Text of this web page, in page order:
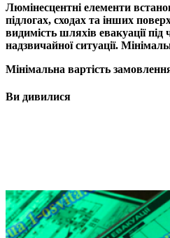
Люмінесцентні елементи
підлогах, сходах та інших
видимість шляхів евакуації під
надзвичайної ситуації.
Мінімальна вартість
Ви дивилися